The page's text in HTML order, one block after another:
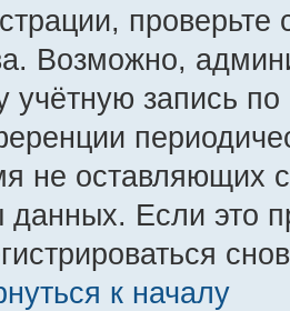
Возможно,
учётную запись
не оставляющих
данных. Если это
к началу